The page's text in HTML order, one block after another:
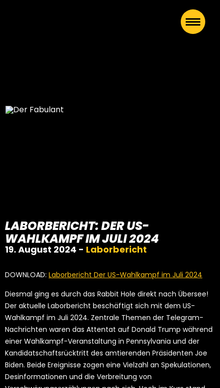
LABORBERICHT: DER US-
WAHLKAMPF IM JULI 2024
19. August 2024 - Laborbericht
DOWNLOAD: Laborbericht Der US-Wahlkampf im Juli 2024
Diesmal ging es durch das Rabbit Hole direkt nach Übersee!
Der aktuelle Laborbericht beschäftigt sich mit dem US-
Wahlkampf im Juli 2024. Zentrale Themen der Telegram-
Nachrichten waren das Attentat auf Donald Trump während
einer Wahlkampf-Veranstaltung in Pennsylvania und der
Kandidatschaftsrücktritt des amtierenden Präsidenten Joe
Biden. Beide Ereignisse zogen eine Vielzahl an Spekulationen,
Desinformationen und die Verbreitung von